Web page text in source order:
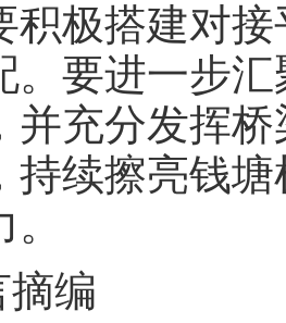
积极搭建对
。要进一步
并充分发挥
持续擦亮钱
摘编